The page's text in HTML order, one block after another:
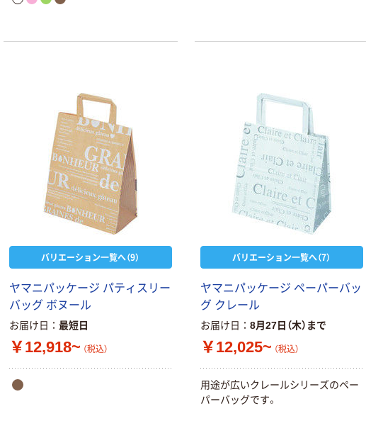
バリエーション一覧へ（9）
ヤマニパッケージ パティスリー
バッグ ボヌール
お届け日 最短日
￥12,918~ （税込）
バリエーション一覧へ（7）
ヤマニパッケージ ペーパーバッ
グ クレール
お届け日 8月27日（木）まで
￥12,025~ （税込）
用途が広いクレールシリーズのペー
パーバッグです。